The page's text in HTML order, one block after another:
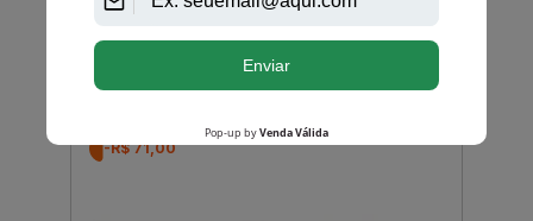
Até6XdeR$ 21,37
-R$ 71,00